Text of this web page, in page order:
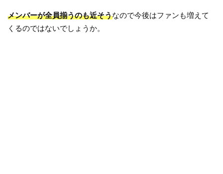
メンバーが全員揃うのも近そうなので今後はファンも増えて
くるのではないでしょうか。